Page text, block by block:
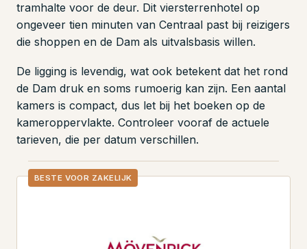
tramhalte voor de deur. Dit viersterrenhotel op
ongeveer tien minuten van Centraal past bij reizigers
die shoppen en de Dam als uitvalsbasis willen.
De ligging is levendig, wat ook betekent dat het rond
de Dam druk en soms rumoerig kan zijn. Een aantal
kamers is compact, dus let bij het boeken op de
kameroppervlakte. Controleer vooraf de actuele
tarieven, die per datum verschillen.
BESTE VOOR ZAKELIJK